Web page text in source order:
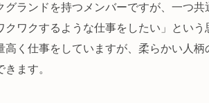
ランドを持つメンバーですが、一つ共
ワクするような仕事をしたい」という
く仕事をしていますが、柔らかい人柄
ます。